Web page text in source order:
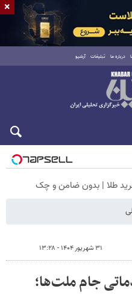
درباره ما تبلیغات آرشیو
۳۱ شهریور ۱۴۰۴ - ۱۳:۲۸
جام ملت‌ها؛
×